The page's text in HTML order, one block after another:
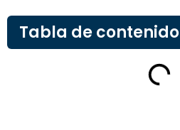
Tabla de contenido